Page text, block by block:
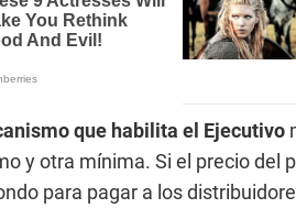
que habilita el Ejecutivo
y otra mínima. Si el precio del
para pagar a los